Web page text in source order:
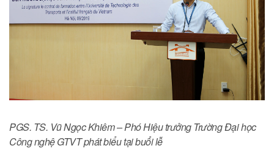
PGS. TS. Vũ Ngọc Khiêm – Phó Hiệu trưởng Trường Đại học
Công nghệ GTVT phát biểu tại buổi lễ